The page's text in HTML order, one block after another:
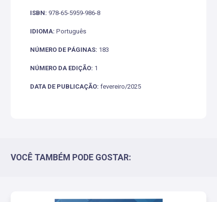
ISBN: 978-65-5959-986-8
IDIOMA: Português
NÚMERO DE PÁGINAS: 183
NÚMERO DA EDIÇÃO: 1
DATA DE PUBLICAÇÃO: fevereiro/2025
VOCÊ TAMBÉM PODE GOSTAR: